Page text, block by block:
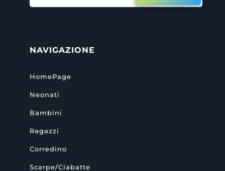
NAVIGAZIONE
HomePage
Neonati
Bambini
Ragazzi
Corredino
Scarpe/Ciabatte